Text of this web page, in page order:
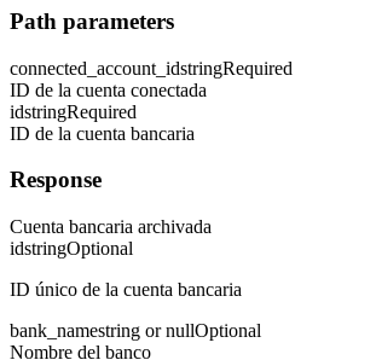
Path parameters
connected_account_idstringRequired
ID de la cuenta conectada
idstringRequired
ID de la cuenta bancaria
Response
Cuenta bancaria archivada
idstringOptional
ID único de la cuenta bancaria
bank_namestring or nullOptional
Nombre del banco